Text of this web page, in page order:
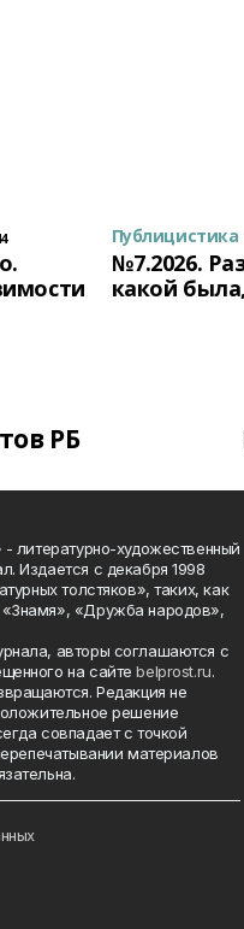
Публицистика
№7.2026.
какой
РБ
литературно-художественный
Издается с декабря 1998
толстяков», таких, как
«Дружба народов»,
авторы соглашаются с
на сайтеbelprost.ru.
Редакция не
решение
совпадает с точкой
материалов